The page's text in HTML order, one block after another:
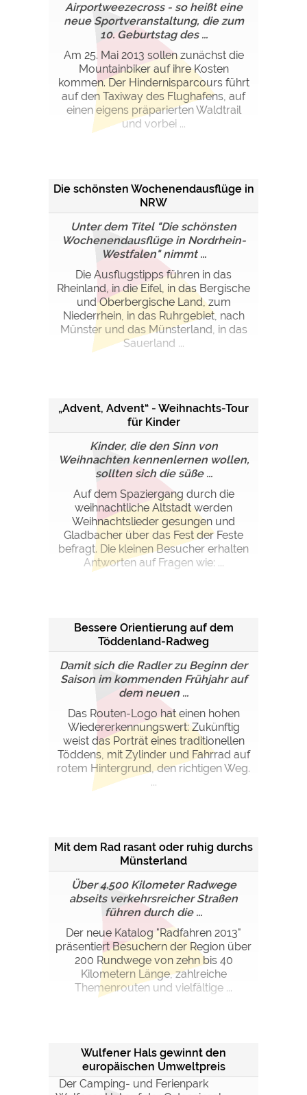
Airportweezecross - so heißt eine
neue Sportveranstaltung, die zum
10. Geburtstag des ...
Am 25. Mai 2013 sollen zunächst die
Mountainbiker auf ihre Kosten
kommen. Der Hindernisparcours führt
auf den Taxiway des Flughafens, auf
einen eigens präparierten Waldtrail
und vorbei ...
Die schönsten Wochenendausflüge in
NRW
Unter dem Titel "Die schönsten
Wochenendausflüge in Nordrhein-
Westfalen" nimmt ...
Die Ausflugstipps führen in das
Rheinland, in die Eifel, in das Bergische
und Oberbergische Land, zum
Niederrhein, in das Ruhrgebiet, nach
Münster und das Münsterland, in das
Sauerland ...
„Advent, Advent“ - Weihnachts-Tour
für Kinder
Kinder, die den Sinn von
Weihnachten kennenlernen wollen,
sollten sich die süße ...
Auf dem Spaziergang durch die
weihnachtliche Altstadt werden
Weihnachtslieder gesungen und
Gladbacher über das Fest der Feste
befragt. Die kleinen Besucher erhalten
Antworten auf Fragen wie: ...
Bessere Orientierung auf dem
Töddenland-Radweg
Damit sich die Radler zu Beginn der
Saison im kommenden Frühjahr auf
dem neuen ...
Das Routen-Logo hat einen hohen
Wiedererkennungswert: Zukünftig
weist das Porträt eines traditionellen
Töddens, mit Zylinder und Fahrrad auf
rotem Hintergrund, den richtigen Weg.
...
Mit dem Rad rasant oder ruhig durchs
Münsterland
Über 4.500 Kilometer Radwege
abseits verkehrsreicher Straßen
führen durch die ...
Der neue Katalog "Radfahren 2013"
präsentiert Besuchern der Region über
200 Rundwege von zehn bis 40
Kilometern Länge, zahlreiche
Themenrouten und vielfältige ...
Wulfener Hals gewinnt den
europäischen Umweltpreis
Der Camping- und Ferienpark